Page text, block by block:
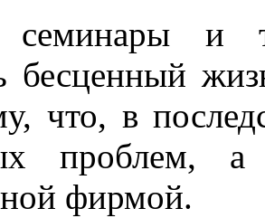
и
бесценный
что, в
проблем, а
фирмой.